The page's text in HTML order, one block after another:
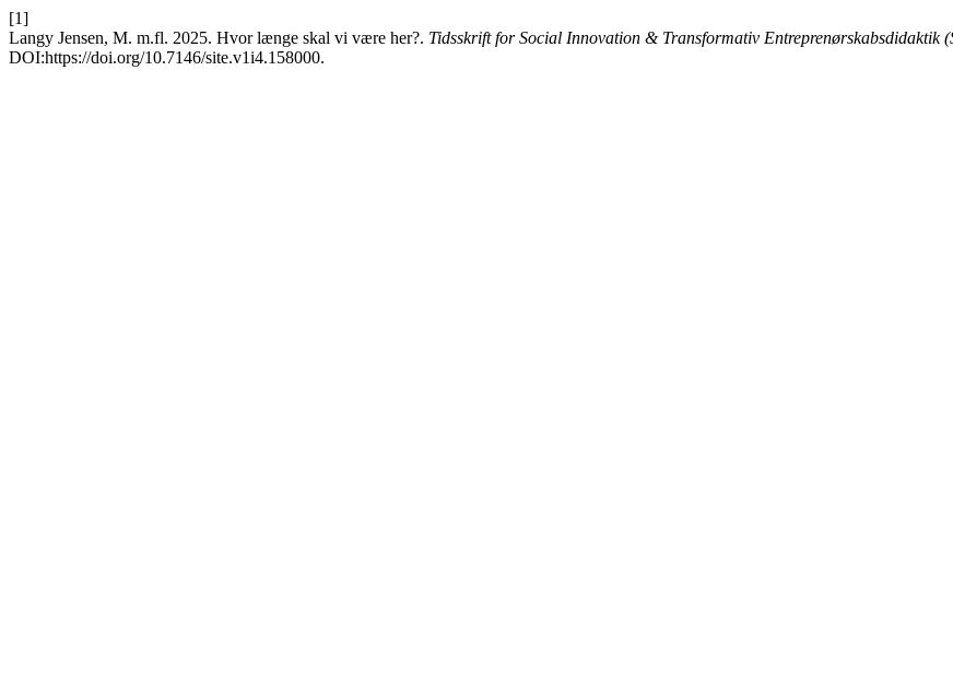
[1]
Langy Jensen, M. m.fl. 2025. Hvor længe skal vi være her?. Tidsskrift for Social Innovation & Transformativ Entreprenørskabsdidaktik
DOI:https://doi.org/10.7146/site.v1i4.158000.